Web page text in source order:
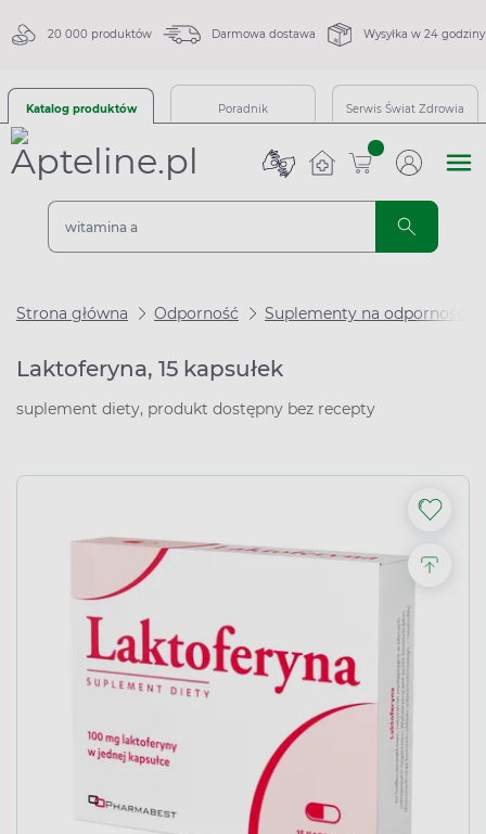
20 000 produktów Darmowa dostawa Wysyłka w 24 godziny
Katalog produktów Poradnik Serwis Świat Zdrowia
sztuk
Strona główna Odporność Suplementy na odporność
Laktoferyna, 15 kapsułek
suplement diety, produkt dostępny bez recepty